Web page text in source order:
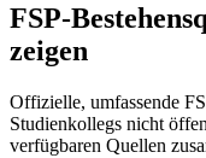
FSP-
zeigen
Offizielle, umfassende
Studienkollegs nicht
verfügbaren Quellen